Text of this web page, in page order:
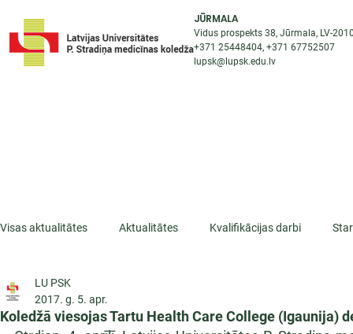
JŪRMALA
Vidus prospekts 38, Jūrmala, LV-
+371 25448404, +371 67752507
lupsk@lupsk.edu.lv
Visas aktualitātes Aktualitātes Kvalifikācijas darbi
ESF projekti
Koledžā viesojas Tartu Health Care College (Igaunija)
LU PSK
2017. g. 5. apr.